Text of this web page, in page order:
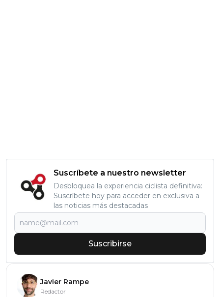
Suscríbete a nuestro newsletter
Desbloquea la experiencia ciclista definitiva:
Suscríbete hoy para acceder en exclusiva a
las noticias más destacadas
Suscribirse
Javier Rampe
Redactor